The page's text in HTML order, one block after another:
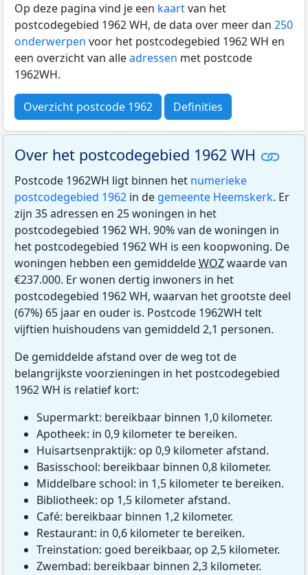
Op deze pagina vind je een kaartvan het
postcodegebied 1962 WH, de data over meer dan 250
onderwerpen voor het postcodegebied 1962 WH en
een overzicht van alleadressen met postcode
1962WH.
Overzicht postcode 1962 Definities
Over het postcodegebied 1962 WH
Postcode 1962WH ligt binnen het numerieke
postcodegebied 1962 in de gemeente Heemskerk. Er
zijn 35 adressen en 25 woningen in het
postcodegebied 1962 WH. 90% van de woningen in
het postcodegebied 1962 WH is een koopwoning. De
woningen hebben een gemiddeldeWOZwaarde van
€237.000. Er wonen dertig inwoners in het
postcodegebied 1962 WH, waarvan het grootste deel
(67%) 65 jaar en ouder is. Postcode 1962WH telt
vijftien huishoudens van gemiddeld 2,1 personen.
De gemiddelde afstand over de weg tot de
belangrijkste voorzieningen in het postcodegebied
1962 WH is relatief kort:
Supermarkt: bereikbaar binnen 1,0 kilometer.
Apotheek: in 0,9 kilometer te bereiken.
Huisartsenpraktijk: op 0,9 kilometer afstand.
Basisschool: bereikbaar binnen 0,8 kilometer.
Middelbare school: in 1,5 kilometer te bereiken.
Bibliotheek: op 1,5 kilometer afstand.
Café: bereikbaar binnen 1,2 kilometer.
Restaurant: in 0,6 kilometer te bereiken.
Treinstation: goed bereikbaar, op 2,5 kilometer.
Zwembad: bereikbaar binnen 2,3 kilometer.